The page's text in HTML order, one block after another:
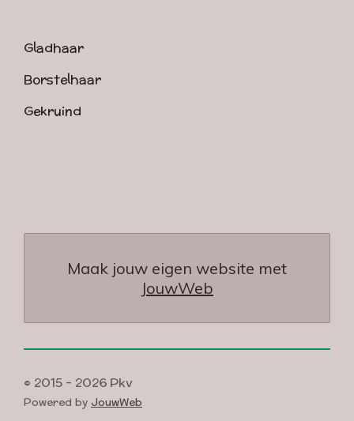
Gladhaar
Borstelhaar
Gekruind
Maak jouw eigen website met
JouwWeb
© 2015 - 2026 Pkv
Powered by JouwWeb